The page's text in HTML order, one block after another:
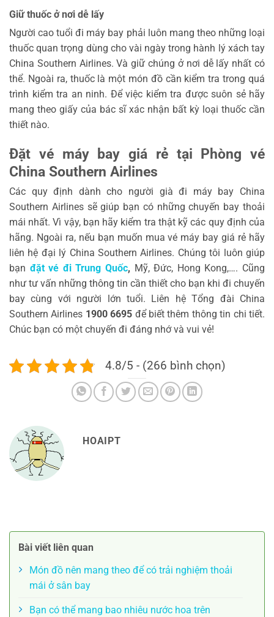
Giữ thuốc ở nơi dễ lấy
Người cao tuổi đi máy bay phải luôn mang theo những loại
thuốc quan trọng dùng cho vài ngày trong hành lý xách tay
China Southern Airlines. Và giữ chúng ở nơi dễ lấy nhất có
thể. Ngoài ra, thuốc là một món đồ cần kiểm tra trong quá
trình kiểm tra an ninh. Để việc kiểm tra được suôn sẻ hãy
mang theo giấy của bác sĩ xác nhận bất kỳ loại thuốc cần
thiết nào.
Đặt vé máy bay giá rẻ tại Phòng vé
China Southern Airlines
Các quy định dành cho người già đi máy bay China
Southern Airlines sẽ giúp bạn có những chuyến bay thoải
mái nhất. Vì vậy, bạn hãy kiểm tra thật kỹ các quy định của
hãng. Ngoài ra, nếu bạn muốn mua vé máy bay giá rẻ hãy
liên hệ đại lý China Southern Airlines. Chúng tôi luôn giúp
bạn đặt vé đi Trung Quốc, Mỹ, Đức, Hong Kong,…. Cũng
như tư vấn những thông tin cần thiết cho bạn khi đi chuyến
bay cùng với người lớn tuổi. Liên hệ Tổng đài China
Southern Airlines 1900 6695 để biết thêm thông tin chi tiết.
Chúc bạn có một chuyến đi đáng nhớ và vui vẻ!
4.8/5 - (266 bình chọn)
HOAIPT
Bài viết liên quan
Món đồ nên mang theo để có trải nghiệm thoải
mái ở sân bay
Bạn có thể mang bao nhiêu nước hoa trên